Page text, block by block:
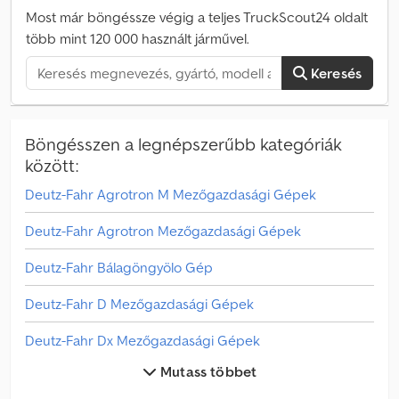
Megjegyzések = Felépítmény Djdpfxszca I So Ag Rock Gyártási év:
1989 Térfogat: 12 m3 = További információk = Általános
információk Fülke: szimpla Rendszám: 9115QR88 Műszaki
információk Henger szám: 8 Hajtáslánc Motortípus: DEUTZ F6L413
V – levegőhűtéses Tengely konfiguráció Gumiméret: 13R 22,5
Gumi profilmélység: 30% Első tengely: differenciálzár; Max.
differenciálzár; Max. tengelyterhelés: 12 000 kg Súlyok Önsúly: 8
180 kg Terhelhetőség: 8 820 kg Megengedett össztömeg: 17 000
Állapot Műszaki állapot: jó Esztétikai állapot: jó Sérülések: nincs
Most már böngéssze végig a teljes TruckScout24 oldalt
több mint 120 000 használt járművel.
Keresés
Böngésszen a legnépszerűbb kategóriák
között:
Deutz-Fahr Agrotron M Mezőgazdasági Gépek
Deutz-Fahr Agrotron Mezőgazdasági Gépek
Deutz-Fahr Bálagöngyölo Gép
Deutz-Fahr D Mezőgazdasági Gépek
Deutz-Fahr Dx Mezőgazdasági Gépek
Mutass többet